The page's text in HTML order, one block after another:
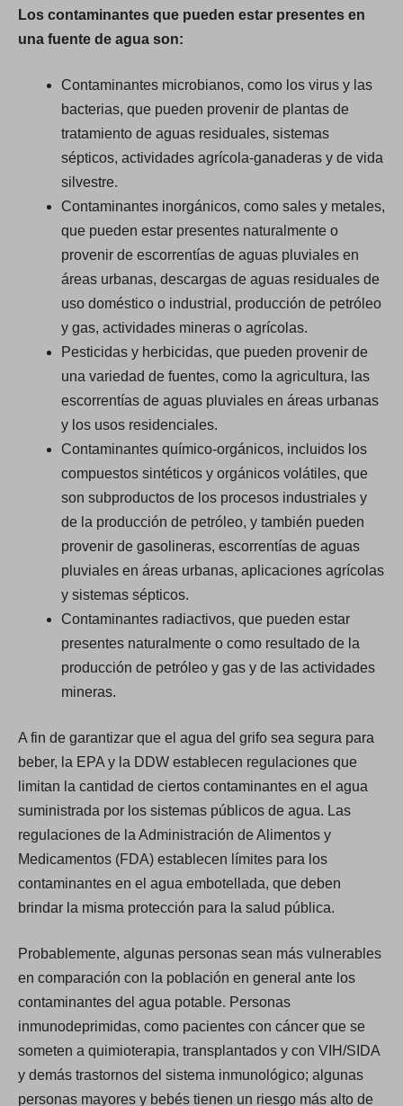
Los contaminantes que pueden estar presentes en
una fuente de agua son:
Contaminantes microbianos, como los virus y las
bacterias, que pueden provenir de plantas de
tratamiento de aguas residuales, sistemas
sépticos, actividades agrícola-ganaderas y de vida
silvestre.
Contaminantes inorgánicos, como sales y metales,
que pueden estar presentes naturalmente o
provenir de escorrentías de aguas pluviales en
áreas urbanas, descargas de aguas residuales de
uso doméstico o industrial, producción de petróleo
y gas, actividades mineras o agrícolas.
Pesticidas y herbicidas, que pueden provenir de
una variedad de fuentes, como la agricultura, las
escorrentías de aguas pluviales en áreas urbanas
y los usos residenciales.
Contaminantes químico-orgánicos, incluidos los
compuestos sintéticos y orgánicos volátiles, que
son subproductos de los procesos industriales y
de la producción de petróleo, y también pueden
provenir de gasolineras, escorrentías de aguas
pluviales en áreas urbanas, aplicaciones agrícolas
y sistemas sépticos.
Contaminantes radiactivos, que pueden estar
presentes naturalmente o como resultado de la
producción de petróleo y gas y de las actividades
mineras.
A fin de garantizar que el agua del grifo sea segura para
beber, la EPA y la DDW establecen regulaciones que
limitan la cantidad de ciertos contaminantes en el agua
suministrada por los sistemas públicos de agua. Las
regulaciones de la Administración de Alimentos y
Medicamentos (FDA) establecen límites para los
contaminantes en el agua embotellada, que deben
brindar la misma protección para la salud pública.
Probablemente, algunas personas sean más vulnerables
en comparación con la población en general ante los
contaminantes del agua potable. Personas
inmunodeprimidas, como pacientes con cáncer que se
someten a quimioterapia, transplantados y con VIH/SIDA
y demás trastornos del sistema inmunológico; algunas
personas mayores y bebés tienen un riesgo más alto de